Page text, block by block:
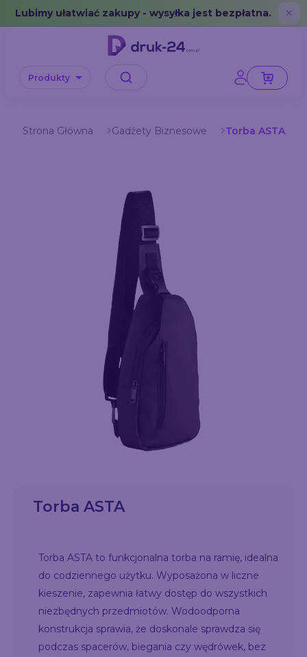
Error: No data in cache or invalid format
Lubimy ułatwiać zakupy - wysyłka jest bezpłatna. ✕
Produkty
Strona Główna Gadżety Biznesowe Torba ASTA
Torba ASTA
Torba ASTA to funkcjonalna torba na ramię, idealna
do codziennego użytku. Wyposażona w liczne
kieszenie, zapewnia łatwy dostęp do wszystkich
niezbędnych przedmiotów. Wodoodporna
konstrukcja sprawia, że doskonale sprawdza się
podczas spacerów, biegania czy wędrówek, bez